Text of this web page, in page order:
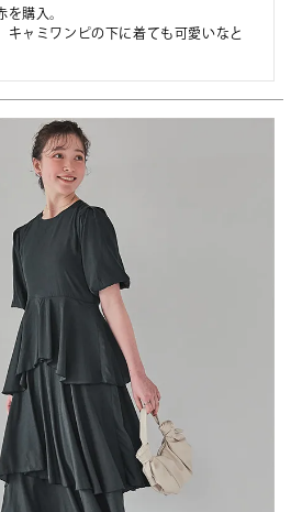
を購入。
キャミワンピの下に着ても可愛いなと